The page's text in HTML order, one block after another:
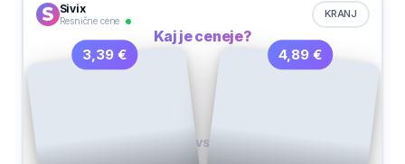
Sivix
Resnične cene
KRANJ
Kaj je ceneje?
3,39 €
VS
4,89 €